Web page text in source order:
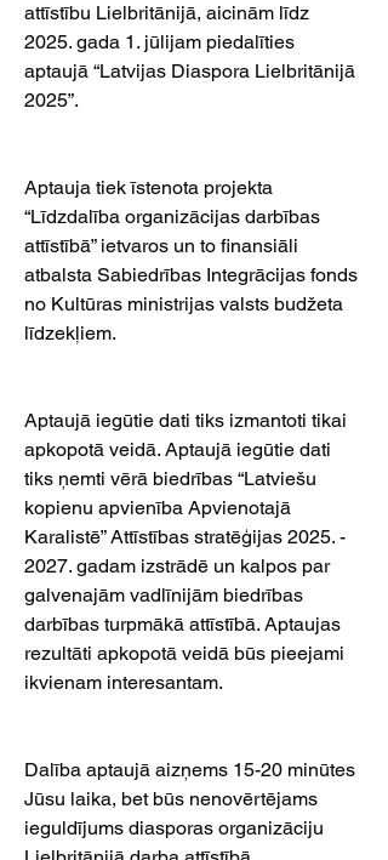
attīstību Lielbritānijā, aicinām līdz
2025. gada 1. jūlijam piedalīties
aptaujā “Latvijas Diaspora Lielbritānijā
2025”.
Aptauja tiek īstenota projekta
“Līdzdalība organizācijas darbības
attīstībā” ietvaros un to finansiāli
atbalsta Sabiedrības Integrācijas fonds
no Kultūras ministrijas valsts budžeta
līdzekļiem.
Aptaujā iegūtie dati tiks izmantoti tikai
apkopotā veidā. Aptaujā iegūtie dati
tiks ņemti vērā biedrības “Latviešu
kopienu apvienība Apvienotajā
Karalistē” Attīstības stratēģijas 2025. -
2027. gadam izstrādē un kalpos par
galvenajām vadlīnijām biedrības
darbības turpmākā attīstībā. Aptaujas
rezultāti apkopotā veidā būs pieejami
ikvienam interesantam.
Dalība aptaujā aizņems 15-20 minūtes
Jūsu laika, bet būs nenovērtējams
ieguldījums diasporas organizāciju